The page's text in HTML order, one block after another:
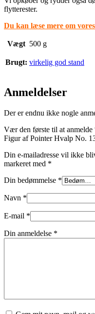
flytterester.
Du kan læse mere om
Vægt 500 g
Brugt: virkelig god stand
Anmeldelser
Der er endnu ikke nogle
Vær den første til at anmelde
Figur af Pointer Hvalp No.
Din e-mailadresse vil ikke
markeret med *
Din bedømmelse *
Navn *
E-mail *
Din anmeldelse *